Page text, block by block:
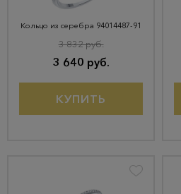
Кольцо из серебра 94014487-91
3 640 руб.
3 832 руб.
КУПИТЬ